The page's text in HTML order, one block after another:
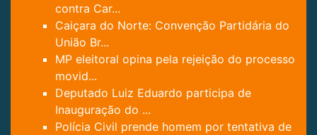
contra Car...
Caiçara do Norte: Convenção Partidária do
União Br...
MP eleitoral opina pela rejeição do processo
movid...
Deputado Luiz Eduardo participa de
Inauguração do ...
Polícia Civil prende homem por tentativa de